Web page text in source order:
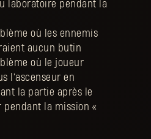
laboratoire pendant la
où les ennemis
aucun butin
où le joueur
l'ascenseur en
la partie après le
pendant la mission «